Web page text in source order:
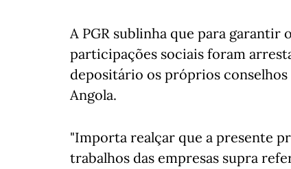
A PGR sublinha que para garantir
participações sociais foram
depositário os próprios
Angola.
"Importa realçar que a presente
trabalhos das empresas supra